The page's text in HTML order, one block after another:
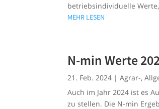
betriebsindividuelle
MEHR LESEN
N-min Werte
21. Feb. 2024 |Agrar-,
Auch im Jahr 2024 ist es
zu stellen. Die N-min